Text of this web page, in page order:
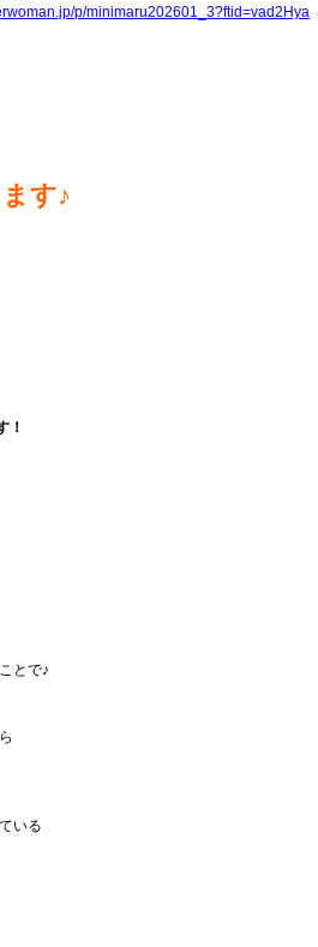
p/minimaru202601_3?ftid=vad2Hya
す♪
！
とで♪
いる